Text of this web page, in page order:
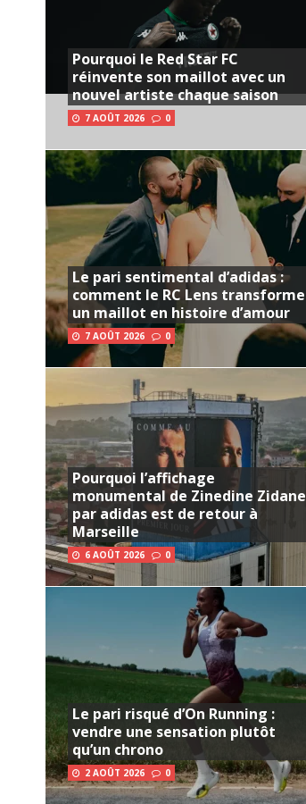
Pourquoi le Red Star FC
réinvente son maillot avec un
nouvel artiste chaque saison
7 AOÛT 2026 0
Le pari sentimental d’adidas :
comment le RC Lens transforme
un maillot en histoire d’amour
7 AOÛT 2026 0
Pourquoi l’affichage
monumental de Zinedine Zidane
par adidas est de retour à
Marseille
6 AOÛT 2026 0
Le pari risqué d’On Running :
vendre une sensation plutôt
qu’un chrono
2 AOÛT 2026 0